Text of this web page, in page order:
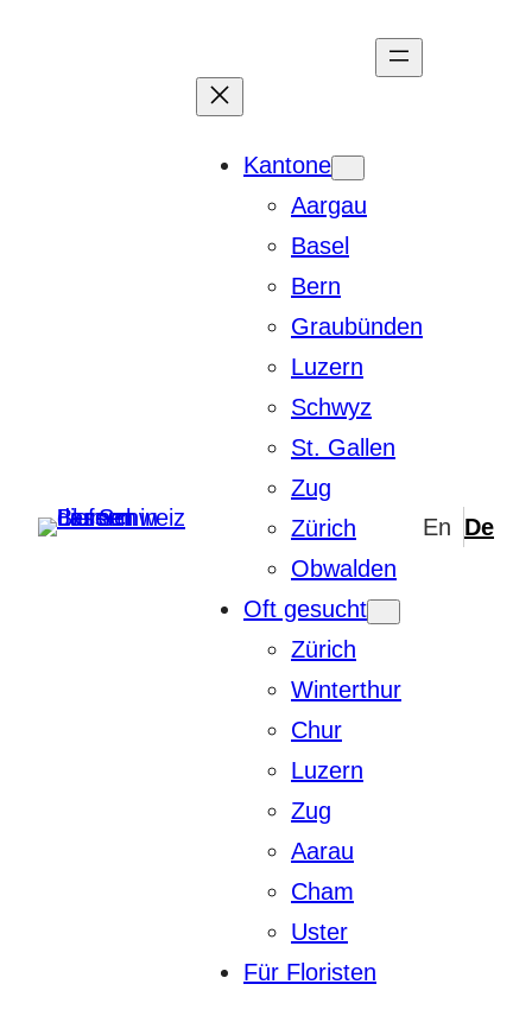
Kantone
Aargau
Basel
Bern
Graubünden
Luzern
Schwyz
St. Gallen
Zug
Zürich
Obwalden
Oft gesucht
Zürich
Winterthur
Chur
Luzern
Zug
Aarau
Cham
Uster
Für Floristen